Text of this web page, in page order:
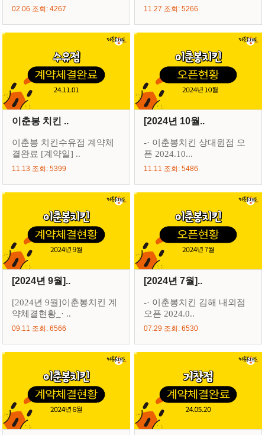
02.06 조회: 4267 11.27 조회: 5266
이춘봉 치킨 ..
이춘봉 치킨수유점 계약체
결완료 [계약일] ..
11.13 조회: 5399
[2024년 10월..
-· 이춘봉치킨 상대원점 오
픈 2024.10...
11.11 조회: 5486
[2024년 9월]..
[2024년 9월]이춘봉치킨 계
약체결현황_· ..
09.11 조회: 6566
[2024년 7월]..
-· 이춘봉치킨 김해 내외점
오픈 2024.0..
07.29 조회: 6530